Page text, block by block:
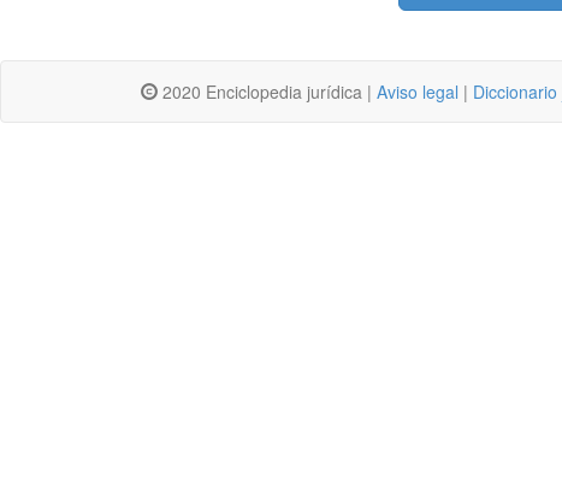
2020 Enciclopedia jurídica | Aviso legal |